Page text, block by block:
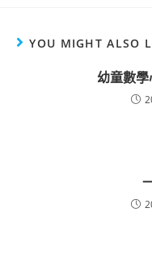
YOU MIGHT ALSO
幼童數